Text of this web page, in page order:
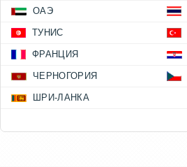
ОАЭ
ТУНИС
ФРАНЦИЯ
ЧЕРНОГОРИЯ
ШРИ-ЛАНКА